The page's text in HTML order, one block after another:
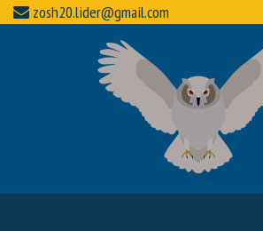
zosh20.lider@gmail.com